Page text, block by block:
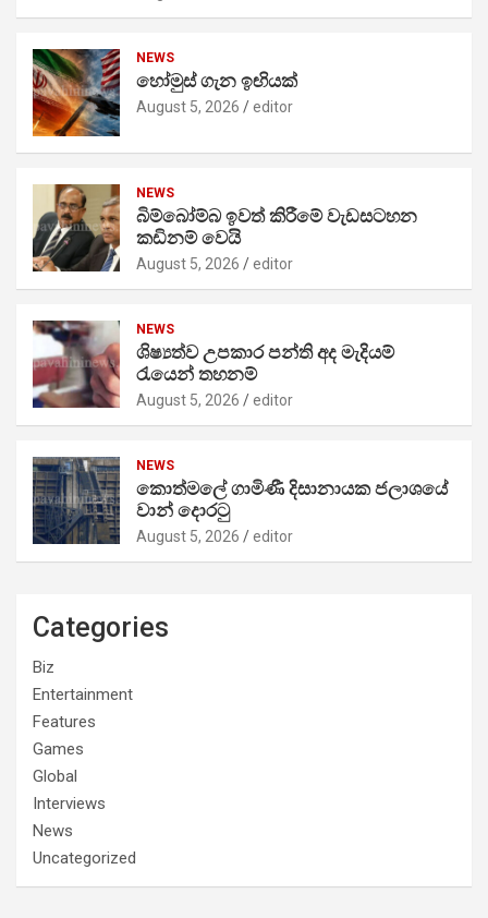
NEWS
හෝමුස් ගැන ඉඟියක්
August 5, 2026 editor
NEWS
බිම්බෝම්බ ඉවත් කිරීමේ වැඩසටහන
කඩිනම් වෙයි
August 5, 2026 editor
NEWS
ශිෂ්‍යත්ව උපකාර පන්ති අද මැදියම්
රැයෙන් තහනම්
August 5, 2026 editor
NEWS
කොත්මලේ ගාමිණී දිසානායක ජලාශයේ
වාන් දොරටු
August 5, 2026 editor
Categories
Biz
Entertainment
Features
Games
Global
Interviews
News
Uncategorized